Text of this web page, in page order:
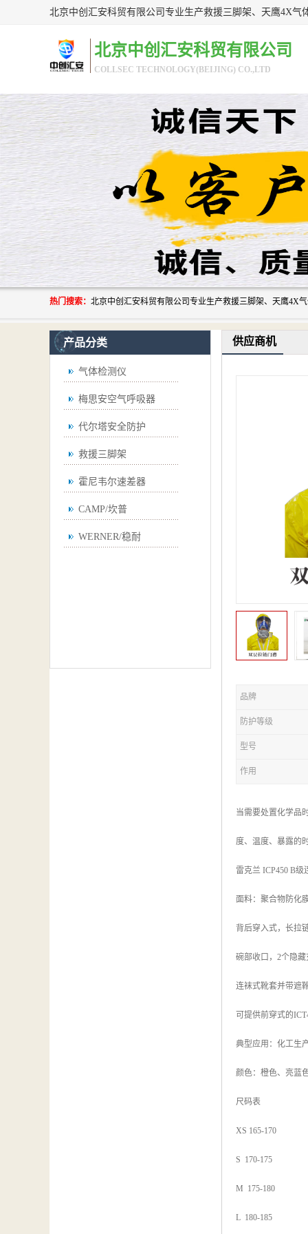
北京中创汇安科贸有限公司
COLLSEC TECHNOLOGY(BEIJING) CO.,LTD
热门搜索：
产品分类
气体检测仪
梅思安空气呼吸器
代尔塔安全防护
救援三脚架
霍尼韦尔速差器
CAMP/坎普
WERNER/稳耐
供应商机
品牌
防护等级
型号
作用
当需要处置化学品
度、温度、暴露的
雷克兰 ICP450 B级
面料：聚合物防化
背后穿入式，长拉
碗部收口，2个隐藏
连袜式靴套并带遮靴
可提供前穿式的
典型应用：化工生
颜色：橙色、亮蓝
尺码表
XS 165-170
S 170-175
M 175-180
L 180-185